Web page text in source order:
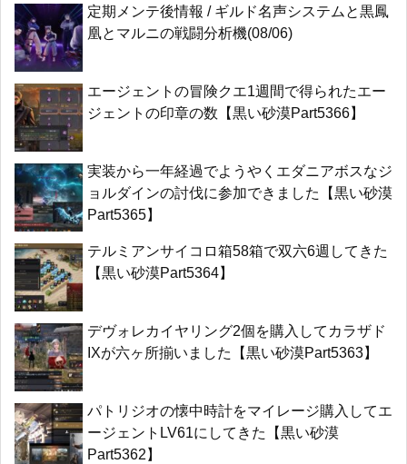
定期メンテ後情報 / ギルド名声システムと黒鳳
凰とマルニの戦闘分析機(08/06)
エージェントの冒険クエ1週間で得られたエー
ジェントの印章の数【黒い砂漠Part5366】
実装から一年経過でようやくエダニアボスなジ
ョルダインの討伐に参加できました【黒い砂漠
Part5365】
テルミアンサイコロ箱58箱で双六6週してきた
【黒い砂漠Part5364】
デヴォレカイヤリング2個を購入してカラザド
IXが六ヶ所揃いました【黒い砂漠Part5363】
パトリジオの懐中時計をマイレージ購入してエ
ージェントLV61にしてきた【黒い砂漠
Part5362】